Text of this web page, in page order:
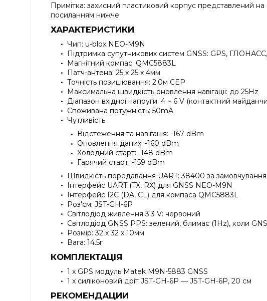
Примітка: захисний пластиковий корпус представлений
посиланням нижче.
ХАРАКТЕРИСТИКИ
Чип: u-blox NEO-M9N
Підтримка супутникових систем GNSS: GPS,
Магнітний компас: QMC5883L
Патч-антена: 25 х 25 х 4мм
Точність позиціювання: 2.0м CEP
Максимальна швидкість оновлення навігації: до 25Hz
Діапазон вхідної напруги: 4 ~ 6 V (контактний
Споживана потужність: 50mA
Чутливість
Відстеження та навігація: -167 dBm
Оновлення даних: -160 dBm
Холодний старт: -148 dBm
Гарячий старт: -159 dBm
Швидкість передавання UART: 38400 за
Інтерфейс UART (TX, RX) для GNSS NEO-M9N
Інтерфейс I2C (DA, CL) для компаса QMC5883L
Роз'єм: JST-GH-6P
Світлодіод живлення 3.3 V: червоний
Світлодіод GNSS PPS: зелений, блимає (1Hz), коли
Розмір: 32 х 32 х 10мм
Вага: 14.5г
КОМПЛЕКТАЦІЯ
1 x GPS модуль Matek M9N-5883 GNSS
1 x силіконовий дріт JST-GH-6P — JST-GH-6P, 20 см
РЕКОМЕНДАЦИИ